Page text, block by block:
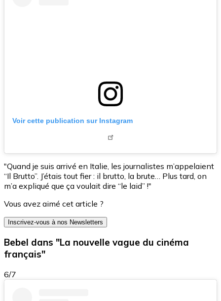
Voir cette publication sur Instagram
"Quand je suis arrivé en Italie, les journalistes m’appelaient
“Il Brutto”. J’étais tout fier : il brutto, la brute… Plus tard, on
m’a expliqué que ça voulait dire “le laid” !"
Vous avez aimé cet article ?
Inscrivez-vous à nos Newsletters
Bebel dans "La nouvelle vague du cinéma
français"
6/7